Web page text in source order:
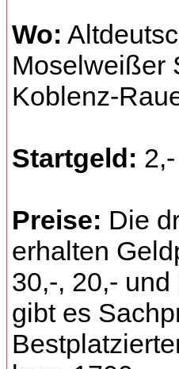
Wo:
Moselweißer
Koblenz-
Startgeld:
Preise: Die
erhalten
30,-, 20,-
gibt es